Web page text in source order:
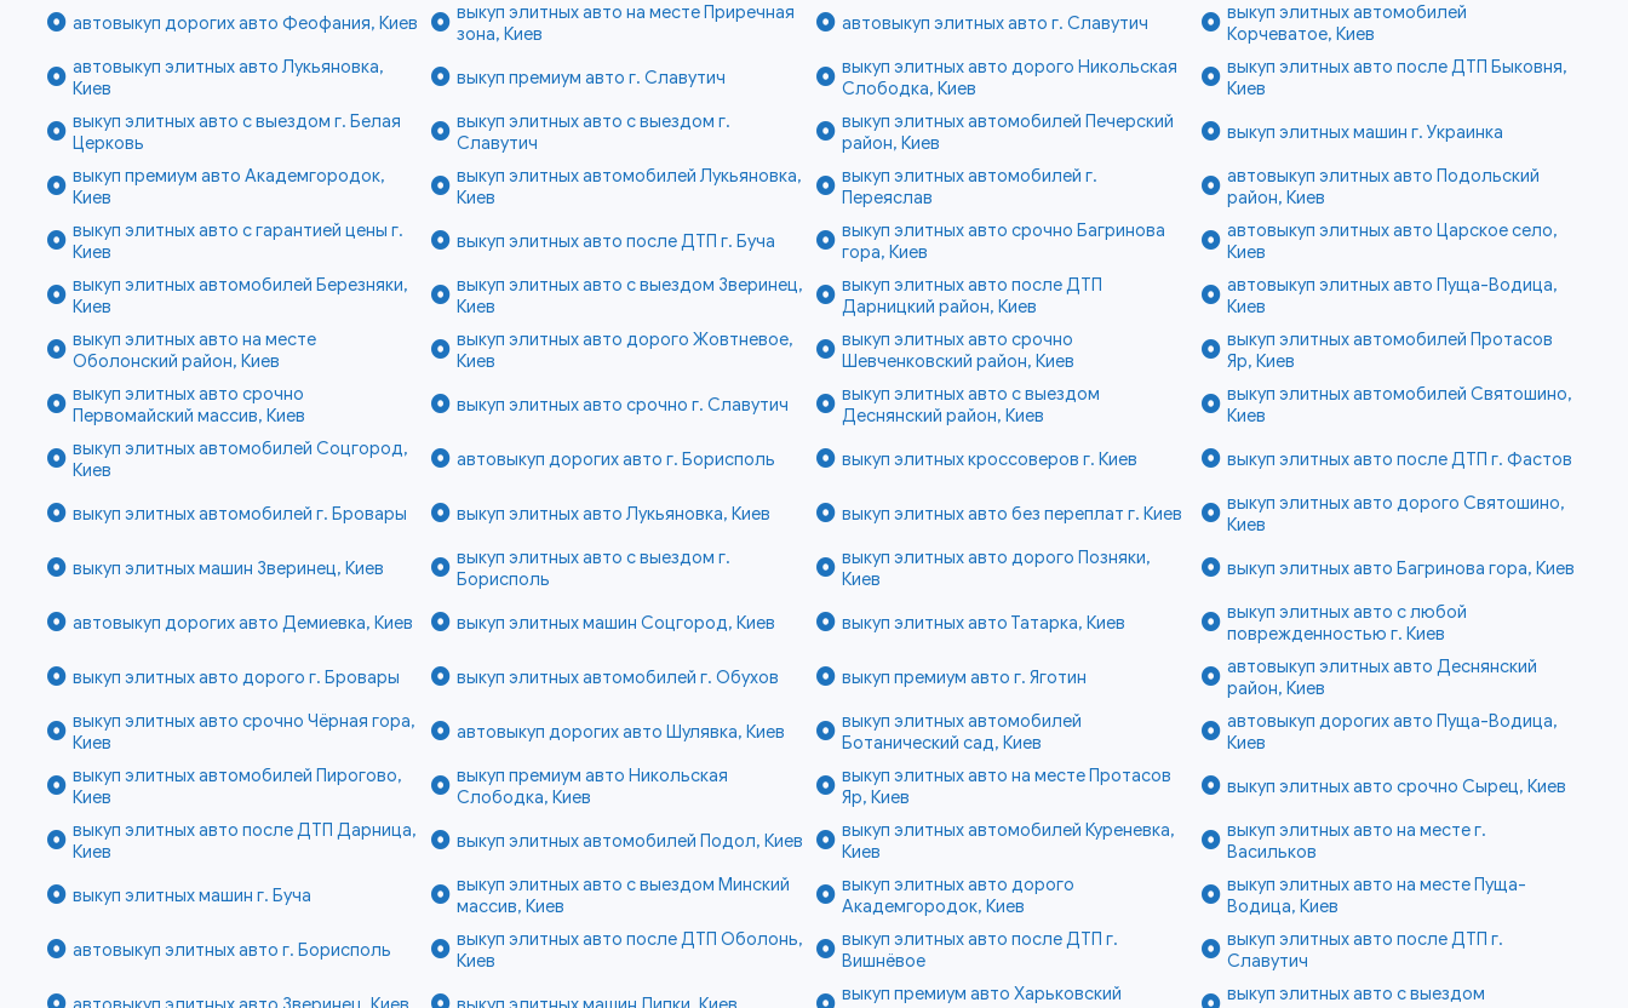
автовыкуп дорогих авто Феофания, Киев
выкуп элитных авто на месте Приречная
зона, Киев
автовыкуп элитных авто г. Славутич
выкуп элитных автомобилей
Корчеватое, Киев
автовыкуп элитных авто Лукьяновка,
Киев
выкуп премиум авто г. Славутич
выкуп элитных авто дорого Никольская
Слободка, Киев
выкуп элитных авто после ДТП Быковня,
Киев
выкуп элитных авто с выездом г. Белая
Церковь
выкуп элитных авто с выездом г.
Славутич
выкуп элитных автомобилей Печерский
район, Киев
выкуп элитных машин г. Украинка
выкуп премиум авто Академгородок,
Киев
выкуп элитных автомобилей Лукьяновка,
Киев
выкуп элитных автомобилей г.
Переяслав
автовыкуп элитных авто Подольский
район, Киев
выкуп элитных авто с гарантией цены г.
Киев
выкуп элитных авто после ДТП г. Буча
выкуп элитных авто срочно Багринова
гора, Киев
автовыкуп элитных авто Царское село,
Киев
выкуп элитных автомобилей Березняки,
Киев
выкуп элитных авто с выездом Зверинец,
Киев
выкуп элитных авто после ДТП
Дарницкий район, Киев
автовыкуп элитных авто Пуща-Водица,
Киев
выкуп элитных авто на месте
Оболонский район, Киев
выкуп элитных авто дорого Жовтневое,
Киев
выкуп элитных авто срочно
Шевченковский район, Киев
выкуп элитных автомобилей Протасов
Яр, Киев
выкуп элитных авто срочно
Первомайский массив, Киев
выкуп элитных авто срочно г. Славутич
выкуп элитных авто с выездом
Деснянский район, Киев
выкуп элитных автомобилей Святошино,
Киев
выкуп элитных автомобилей Соцгород,
Киев
автовыкуп дорогих авто г. Борисполь выкуп элитных кроссоверов г. Киев выкуп элитных авто после ДТП г. Фастов
выкуп элитных автомобилей г. Бровары выкуп элитных авто Лукьяновка, Киев выкуп элитных авто без переплат г. Киев
выкуп элитных авто дорого Святошино,
Киев
выкуп элитных машин Зверинец, Киев
выкуп элитных авто с выездом г.
Борисполь
выкуп элитных авто дорого Позняки,
Киев
выкуп элитных авто Багринова гора, Киев
автовыкуп дорогих авто Демиевка, Киев выкуп элитных машин Соцгород, Киев выкуп элитных авто Татарка, Киев
выкуп элитных авто с любой
поврежденностью г. Киев
выкуп элитных авто дорого г. Бровары
выкуп элитных автомобилей г. Обухов выкуп премиум авто г. Яготин
автовыкуп элитных авто Деснянский
район, Киев
выкуп элитных авто срочно Чёрная гора,
Киев
автовыкуп дорогих авто Шулявка, Киев
выкуп элитных автомобилей
Ботанический сад, Киев
автовыкуп дорогих авто Пуща-Водица,
Киев
выкуп элитных автомобилей Пирогово,
Киев
выкуп премиум авто Никольская
Слободка, Киев
выкуп элитных авто на месте Протасов
Яр, Киев
выкуп элитных авто срочно Сырец, Киев
выкуп элитных авто после ДТП Дарница,
Киев
выкуп элитных автомобилей Подол, Киев
выкуп элитных автомобилей Куреневка,
Киев
выкуп элитных авто на месте г.
Васильков
выкуп элитных машин г. Буча
выкуп элитных авто с выездом Минский
массив, Киев
выкуп элитных авто дорого
Академгородок, Киев
выкуп элитных авто на месте Пуща-
Водица, Киев
автовыкуп элитных авто г. Борисполь
выкуп элитных авто после ДТП Оболонь,
Киев
выкуп элитных авто после ДТП г.
Вишнёвое
выкуп элитных авто после ДТП г.
Славутич
выкуп премиум авто Харьковский
выкуп элитных авто с выездом